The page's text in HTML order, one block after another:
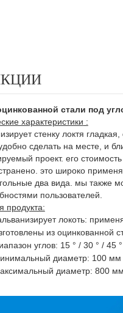
стали под
характеристики :
стенку локтя
сделать на месте, и
проект. его
это широко
два вида. мы также
пользователей.
продукта:
локоть:
из
углов: 15 ° / 30 ° / 45
диаметр: 100 мм
диаметр: 800 мм